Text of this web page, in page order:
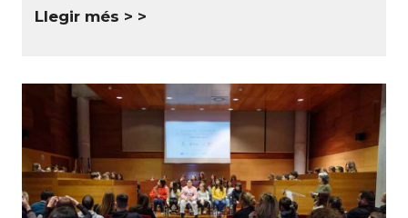
Llegir més >